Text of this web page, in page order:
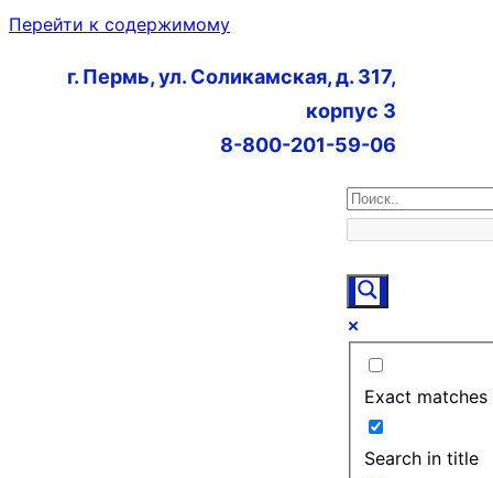
Перейти к содержимому
г. Пермь, ул. Соликамская, д. 317,
корпус 3
8-800-201-59-06
Exact matches
Search in title